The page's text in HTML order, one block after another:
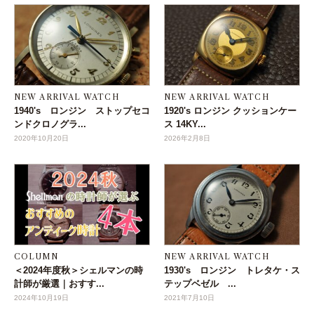
NEW ARRIVAL WATCH
1940's ロンジン ストップセコ
ンドクロノグラ...
2020年10月20日
NEW ARRIVAL WATCH
1920's ロンジン クッションケー
ス 14KY...
2026年2月8日
COLUMN
＜2024年度秋＞シェルマンの時
計師が厳選｜おすす...
2024年10月19日
NEW ARRIVAL WATCH
1930's ロンジン トレタケ・ス
テップベゼル ...
2021年7月10日